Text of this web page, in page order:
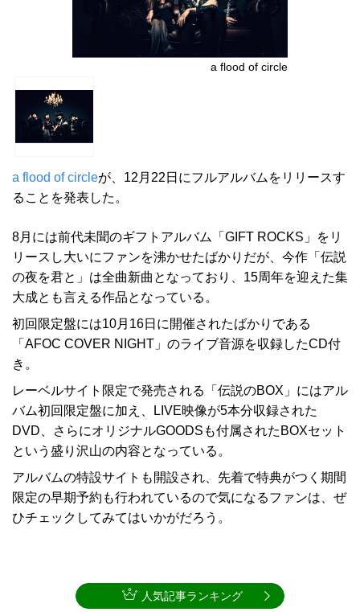
a flood of circle
a flood of circleが、12月22日にフルアルバムをリリースす
ることを発表した。
8月には前代未聞のギフトアルバム「GIFT ROCKS」をリ
リースし大いにファンを沸かせたばかりだが、今作「伝説
の夜を君と」は全曲新曲となっており、15周年を迎えた集
大成とも言える作品となっている。
初回限定盤には10月16日に開催されたばかりである
「AFOC COVER NIGHT」のライブ音源を収録したCD付
き。
レーベルサイト限定で発売される「伝説のBOX」にはアル
バム初回限定盤に加え、LIVE映像が5本分収録された
DVD、さらにオリジナルGOODSも付属されたBOXセット
という盛り沢山の内容となっている。
アルバムの特設サイトも開設され、先着で特典がつく期間
限定の早期予約も行われているので気になるファンは、ぜ
ひチェックしてみてはいかがだろう。
人気記事ランキング